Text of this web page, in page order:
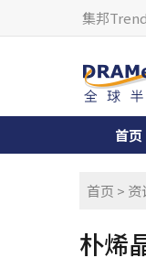
集邦
首页
首页 > 资
朴烯